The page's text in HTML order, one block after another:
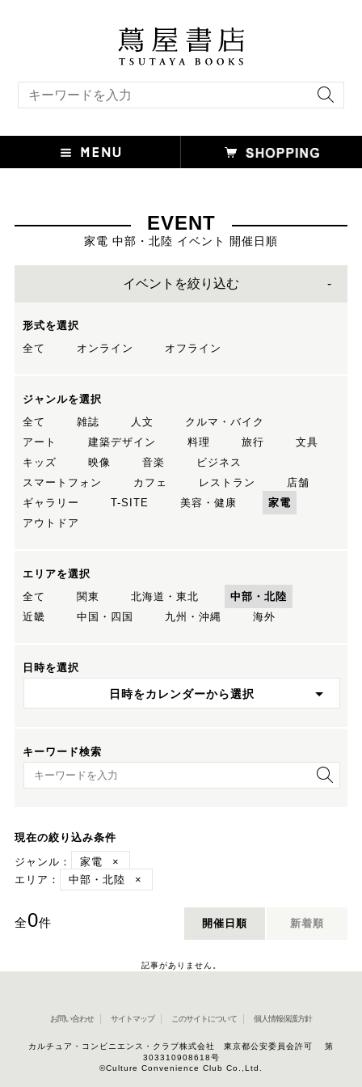
EVENT
家電 中部・北陸 イベント 開催日順
イベントを絞り込む
形式を選択
全て
オンライン オフライン
ジャンルを選択
全て
雑誌 人文
クルマ・バイク
アート
建築デザイン 料理 旅行
文具
キッズ
映像 音楽
ビジネス
スマートフォン
カフェ レストラン
店舗
ギャラリー
T-SITE 美容・健康
家電
アウトドア
エリアを選択
全て
関東 北海道・東北
中部・北陸
近畿
中国・四国 九州・沖縄 海外
日時を選択
日時をカレンダーから選択
キーワード検索
キーワード検索
現在の絞り込み条件
ジャンル：
家電
×
エリア：
中部・北陸 ×
全0件 開催日順 新着順
記事がありません。
お問い合わせ サイトマップ このサイトについて 個人情報保護方針
カルチュア・コンビニエンス・クラブ株式会社 東京都公安委員会許可 第
303310908618号
©Culture Convenience Club Co.,Ltd.